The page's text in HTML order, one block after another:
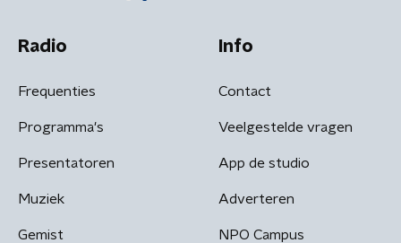
Radio
Frequenties
Programma's
Presentatoren
Muziek
Gemist
Info
Contact
Veelgestelde vragen
App de studio
Adverteren
NPO Campus